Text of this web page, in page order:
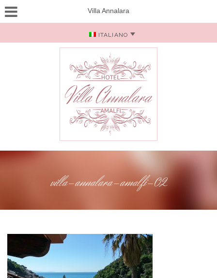
Villa Annalara
ITALIANO
villa-annalara-amalfi-02